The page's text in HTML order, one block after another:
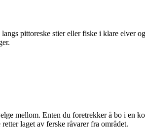
pittoreske stier eller fiske i klare elver
mellom. Enten du foretrekker å bo i en
laget av ferske råvarer fra området.